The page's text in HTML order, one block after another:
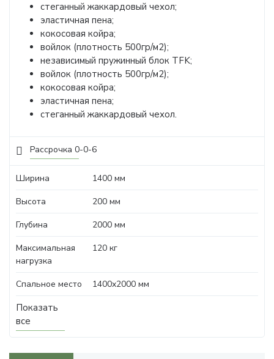
Рассрочка 0-0-6
стеганный жаккардовый чехол;
эластичная пена;
кокосовая койра;
войлок (плотность 500гр/м2);
независимый пружинный блок TFK;
войлок (плотность 500гр/м2);
кокосовая койра;
эластичная пена;
стеганный жаккардовый чехол.
Ширина
1400 мм
Высота
200 мм
Глубина
2000 мм
Максимальная
нагрузка
120 кг
Спальное место 1400х2000 мм
Показать
все